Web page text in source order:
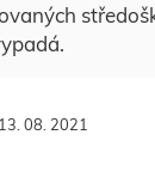
08. 2021